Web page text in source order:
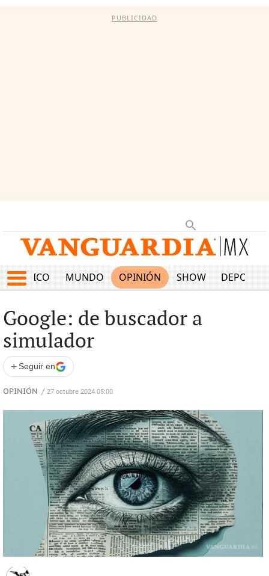
PUBLICIDAD
MÉXICO MUNDO OPINIÓN SHOW
Google: de buscador a
simulador
+ Seguir en
OPINIÓN / 27 octubre 2024 05:00